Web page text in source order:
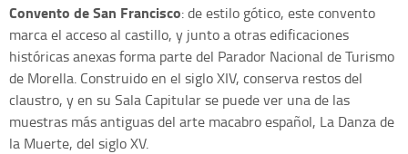
Convento de San Francisco: de estilo gótico, este convento
marca el acceso al castillo, y junto a otras edificaciones
históricas anexas forma parte del Parador Nacional de Turismo
de Morella. Construido en el siglo XIV, conserva restos del
claustro, y en su Sala Capitular se puede ver una de las
muestras más antiguas del arte macabro español, La Danza de
la Muerte, del siglo XV.